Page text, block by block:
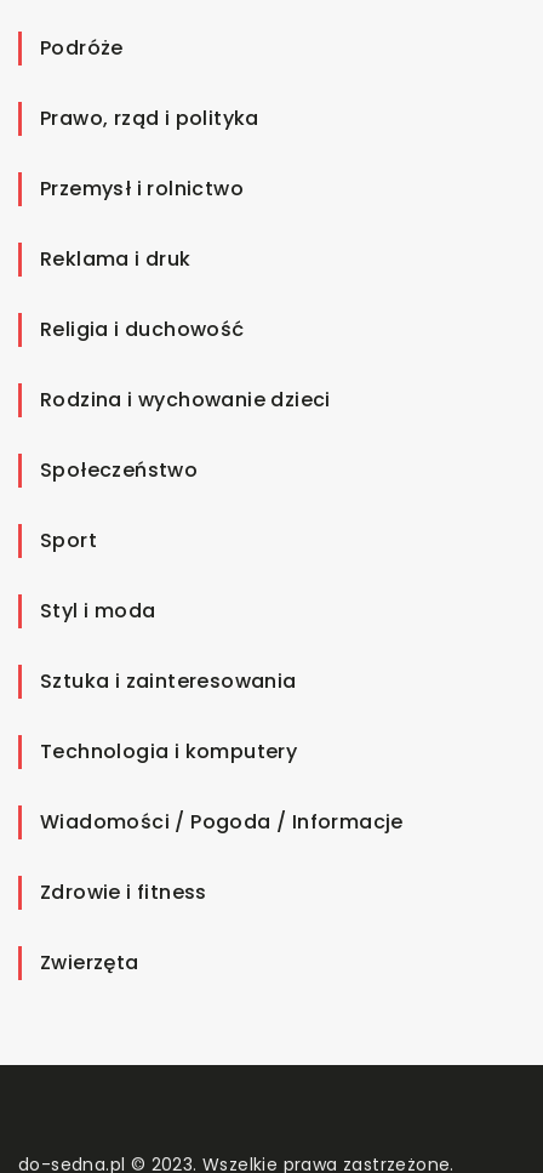
Podróże
Prawo, rząd i polityka
Przemysł i rolnictwo
Reklama i druk
Religia i duchowość
Rodzina i wychowanie dzieci
Społeczeństwo
Sport
Styl i moda
Sztuka i zainteresowania
Technologia i komputery
Wiadomości / Pogoda / Informacje
Zdrowie i fitness
Zwierzęta
do-sedna.pl © 2023. Wszelkie prawa zastrzeżone.